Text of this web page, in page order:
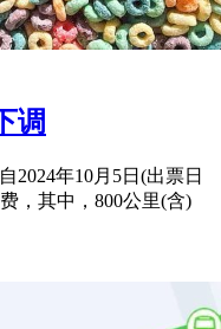
调
2024年10月5日(出票日
，其中，800公里(含)